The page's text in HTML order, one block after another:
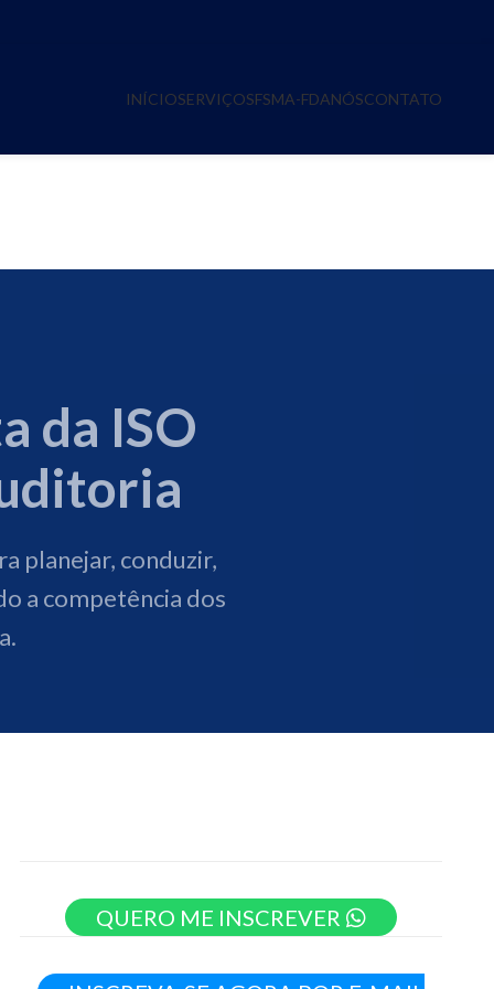
INÍCIOSERVIÇOSFSMA-FDANÓSCONTATO
ISO 19011-2026-
da ISO
planejar, conduzir,
a competência dos
QUERO ME INSCREVER